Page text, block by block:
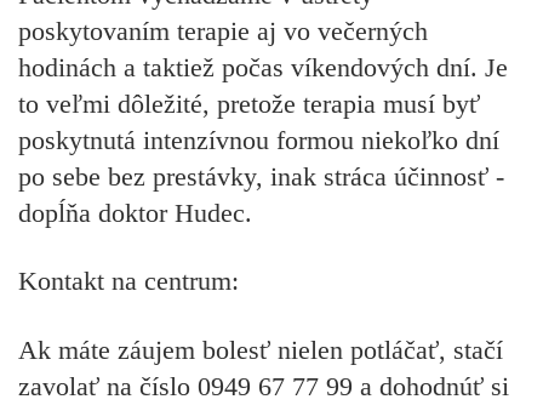
poskytovaním terapie aj vo večerných
hodinách a taktiež počas víkendových dní. Je
to veľmi dôležité, pretože terapia musí byť
poskytnutá intenzívnou formou niekoľko dní
po sebe bez prestávky, inak stráca účinnosť -
dopĺňa doktor Hudec.
Kontakt na centrum:
Ak máte záujem bolesť nielen potláčať, stačí
zavolať na číslo 0949 67 77 99 a dohodnúť si